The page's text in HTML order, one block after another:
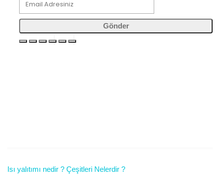
Gönder
Isı yalıtımı nedir ? Çeşitleri Nelerdir ?